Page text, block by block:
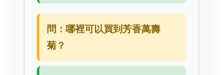
問：哪裡可以買到芳香萬壽
菊？